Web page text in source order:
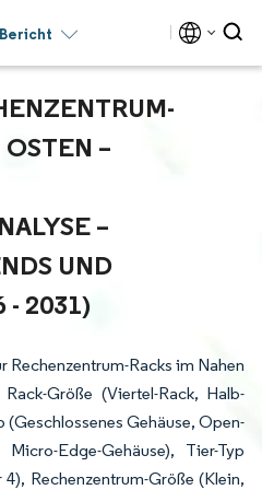
–
– W
UND P
2031)
Rechenzentrum-Racks im Nahen
Größe (Viertel-Rack, Halb-
(Geschlossenes Gehäuse, Open-
Edge-Gehäuse), Tier-Typ
Rechenzentrum-Größe (Klein,